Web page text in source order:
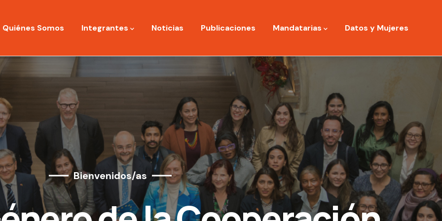
Quiénes Somos Integrantes Noticias Publicaciones Mandatarias Datos y Mujeres
Bienvenidos/as